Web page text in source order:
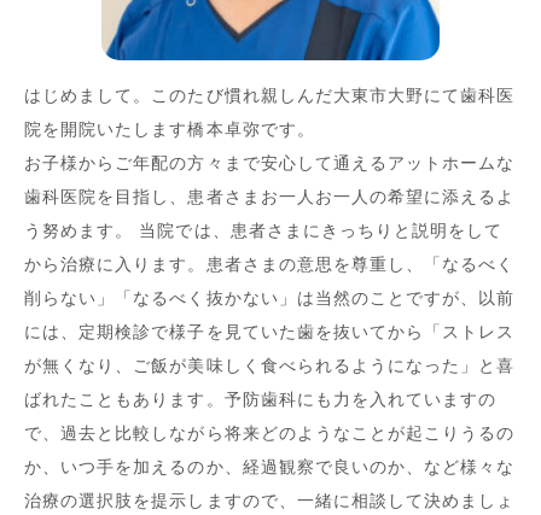
はじめまして。このたび慣れ親しんだ大東市大野にて歯科医
院を開院いたします橋本卓弥です。
お子様からご年配の方々まで安心して通えるアットホームな
歯科医院を目指し、患者さまお一人お一人の希望に添えるよ
う努めます。 当院では、患者さまにきっちりと説明をして
から治療に入ります。患者さまの意思を尊重し、「なるべく
削らない」「なるべく抜かない」は当然のことですが、以前
には、定期検診で様子を見ていた歯を抜いてから「ストレス
が無くなり、ご飯が美味しく食べられるようになった」と喜
ばれたこともあります。予防歯科にも力を入れていますの
で、過去と比較しながら将来どのようなことが起こりうるの
か、いつ手を加えるのか、経過観察で良いのか、など様々な
治療の選択肢を提示しますので、一緒に相談して決めましょ